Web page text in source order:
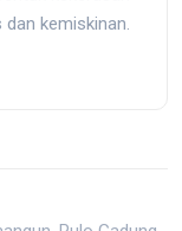
kemiskinan.